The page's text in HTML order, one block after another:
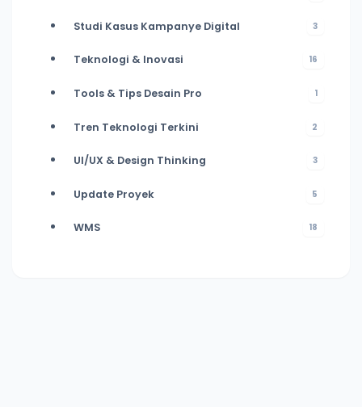
Studi Kasus Kampanye Digital 3
Teknologi & Inovasi 16
Tools & Tips Desain Pro 1
Tren Teknologi Terkini 2
UI/UX & Design Thinking 3
Update Proyek 5
WMS 18